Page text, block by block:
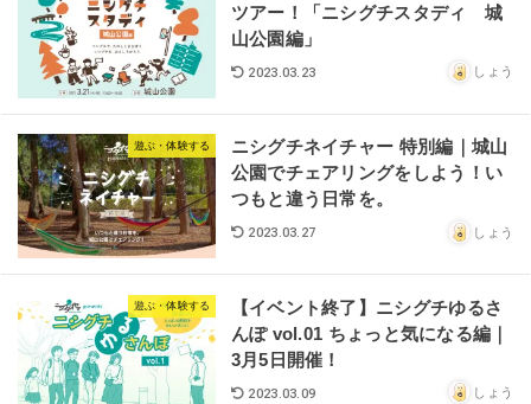
ツアー！「ニシグチスタディ 城
山公園編」
2023.03.23 しょう
遊ぶ・体験する
ニシグチネイチャー 特別編｜城山
公園でチェアリングをしよう！い
つもと違う日常を。
2023.03.27 しょう
遊ぶ・体験する
【イベント終了】ニシグチゆるさ
んぽ vol.01 ちょっと気になる編｜
3月5日開催！
2023.03.09 しょう